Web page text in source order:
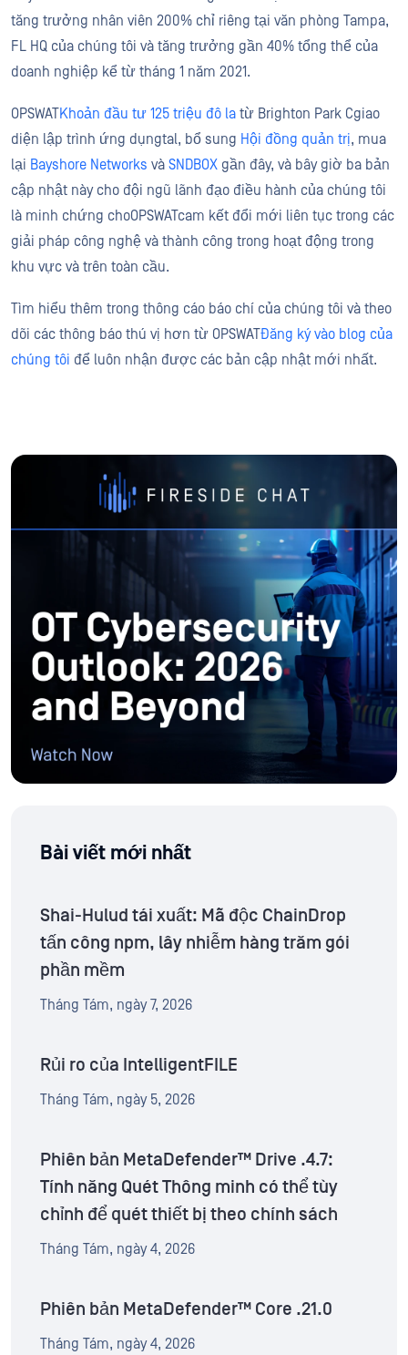
tăng trưởng nhân viên 200% chỉ riêng tại văn phòng Tampa,
FL HQ của chúng tôi và tăng trưởng gần 40% tổng thể của
doanh nghiệp kể từ tháng 1 năm 2021.
OPSWATKhoản đầu tư 125 triệu đô la từ Brighton Park Cgiao
diện lập trình ứng dụngtal, bổ sung Hội đồng quản trị, mua
lại Bayshore Networks và SNDBOX gần đây, và bây giờ ba bản
cập nhật này cho đội ngũ lãnh đạo điều hành của chúng tôi
là minh chứng choOPSWATcam kết đổi mới liên tục trong các
giải pháp công nghệ và thành công trong hoạt động trong
khu vực và trên toàn cầu.
Tìm hiểu thêm trong thông cáo báo chí của chúng tôi và theo
dõi các thông báo thú vị hơn từ OPSWATĐăng ký vào blog của
chúng tôi để luôn nhận được các bản cập nhật mới nhất.
Bài viết mới nhất
Shai-Hulud tái xuất: Mã độc ChainDrop
tấn công npm, lây nhiễm hàng trăm gói
phần mềm
Tháng Tám, ngày 7, 2026
Rủi ro của IntelligentFILE
Tháng Tám, ngày 5, 2026
Phiên bản MetaDefender™ Drive .4.7:
Tính năng Quét Thông minh có thể tùy
chỉnh để quét thiết bị theo chính sách
Tháng Tám, ngày 4, 2026
Phiên bản MetaDefender™ Core .21.0
Tháng Tám, ngày 4, 2026